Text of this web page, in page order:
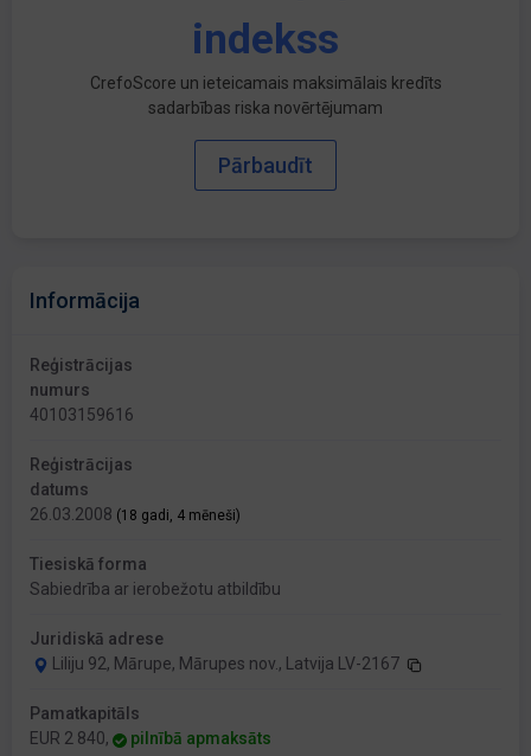
indekss
CrefoScore un ieteicamais maksimālais kredīts
sadarbības riska novērtējumam
Pārbaudīt
Informācija
Reģistrācijas
numurs
40103159616
Reģistrācijas
datums
26.03.2008 (18 gadi, 4 mēneši)
Tiesiskā forma
Sabiedrība ar ierobežotu atbildību
Juridiskā adrese
Liliju 92, Mārupe, Mārupes nov., Latvija LV-2167
Pamatkapitāls
EUR 2 840,
pilnībā apmaksāts